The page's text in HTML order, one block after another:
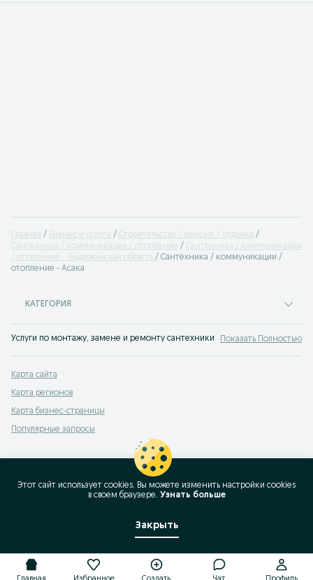
Главная Бизнес и услуги
Строительство / ремонт / отделка
Сантехника / коммуникации / отопление
Сантехника / коммуникации
/ отопление - Андижанская область
Сантехника / коммуникации /
отопление - Асака
КАТЕГОРИЯ
Услуги по монтажу, замене и ремонту сантехники Асака. Множество
Показать Полностью
Карта сайта
Карта регионов
Карта бизнес-страницы
Популярные запросы
Этот сайт использует cookies. Вы можете изменить настройки cookies
в своeм браузере. Узнать больше
Закрыть